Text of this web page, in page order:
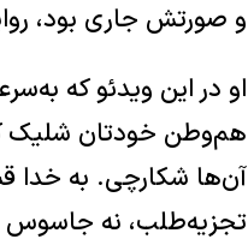
و صورتش جاری بود،
او در این ویدئو که
هم‌وطن خودتان شلیک
آن‌ها شکارچی. به خدا
تجزیه‌طلب، نه جاسوس